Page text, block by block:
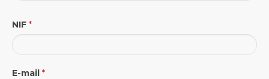
NIF *
E-mail *